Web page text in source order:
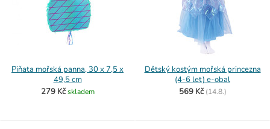
Piňata mořská panna, 30 x 7,5 x
49,5 cm
279 Kč skladem
Dětský kostým mořská princezna
(4-6 let) e-obal
569 Kč (14.8.)